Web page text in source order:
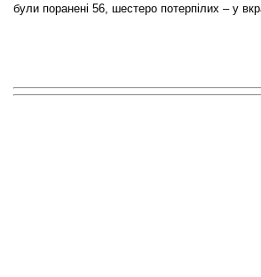
були поранені 56, шестеро потерпілих – у